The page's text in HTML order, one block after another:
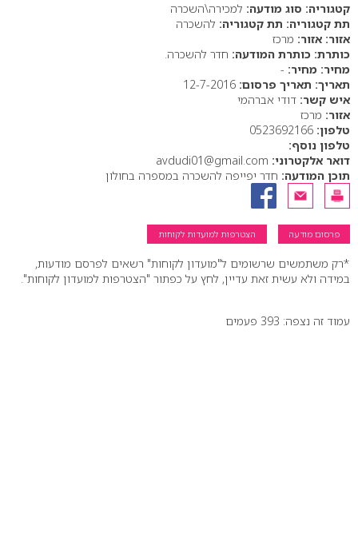
סוג מודעה: למכירה\השכרה
תת קטגוריה: להשכרה
אזור: מרכז
כותרת המודעה: חדר להשכרה.
מחיר: -
תאריך פרסום:
איש קשר: דודי אברהמי
אזור: מרכז
טלפון:
טלפון נוסף:
דואר אלקטרוני:
תוכן המודעה: חדר יפייפה להשכרה במספרה בחולון
פרסום מודעה הצטרפות למועדות לקוחות
*רק משתמשים שרשומים ל"מועדון לקוחות" רשאים לפרסם מודעות,
במידה ולא עשית זאת עדיין, לחץ על כפתור "הצטרפות למועדון לקוחות".
עמוד זה נצפה: 393 פעמים